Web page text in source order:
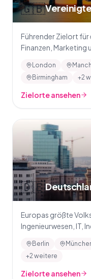
🇬🇧
Führender Zielort
Finanzen, Marketing
London
Birmingham
+2
Zielorte ansehen
🇩🇪
Europas größte
Ingenieurwesen, IT,
Berlin
+2 weitere
Zielorte ansehen